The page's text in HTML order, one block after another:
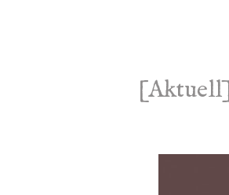
[Aktuell]